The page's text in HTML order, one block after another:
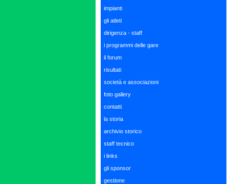
impianti
gli atleti
dirigenza - staff
i programmi delle gare
il forum
risultati
società e associazioni
foto gallery
contatti
la storia
archivio storico
staff tecnico
i links
gli sponsor
gestione